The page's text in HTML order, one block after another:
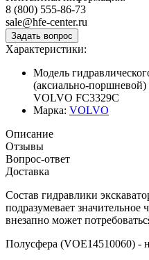
8 (800) 555-86-73
sale@hfe-center.ru
Характеристики:
Модель
(аксиально-поршневой)
VOLVO FC3329C
Марка: VOLVO
Описание
Отзывы
Вопрос-ответ
Доставка
Состав гидравлики
подразумевает значительное
внезапно может
Полусфера (VOE14510060) -